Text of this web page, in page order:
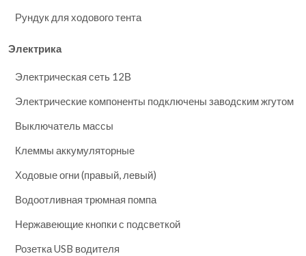
Рундук для ходового тента
Электрика
Электрическая сеть 12В
Электрические компоненты подключены заводским жгутом
Выключатель массы
Клеммы аккумуляторные
Ходовые огни (правый, левый)
Водоотливная трюмная помпа
Нержавеющие кнопки с подсветкой
Розетка USB водителя